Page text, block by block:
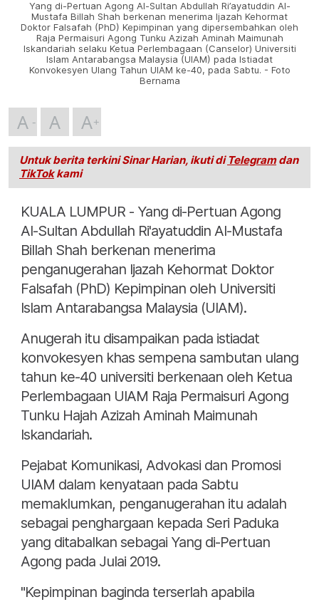
Yang di-Pertuan Agong Al-Sultan Abdullah Ri’ayatuddin Al-
Mustafa Billah Shah berkenan menerima Ijazah Kehormat
Doktor Falsafah (PhD) Kepimpinan yang dipersembahkan oleh
Raja Permaisuri Agong Tunku Azizah Aminah Maimunah
Iskandariah selaku Ketua Perlembagaan (Canselor) Universiti
Islam Antarabangsa Malaysia (UIAM) pada Istiadat
Konvokesyen Ulang Tahun UIAM ke-40, pada Sabtu. - Foto
Bernama
A A A
Untuk berita terkini Sinar Harian, ikuti di Telegramdan
TikTokkami
KUALA LUMPUR - Yang di-Pertuan Agong
Al-Sultan Abdullah Ri'ayatuddin Al-Mustafa
Billah Shah berkenan menerima
penganugerahan Ijazah Kehormat Doktor
Falsafah (PhD) Kepimpinan oleh Universiti
Islam Antarabangsa Malaysia (UIAM).
Anugerah itu disampaikan pada istiadat
konvokesyen khas sempena sambutan ulang
tahun ke-40 universiti berkenaan oleh Ketua
Perlembagaan UIAM Raja Permaisuri Agong
Tunku Hajah Azizah Aminah Maimunah
Iskandariah.
Pejabat Komunikasi, Advokasi dan Promosi
UIAM dalam kenyataan pada Sabtu
memaklumkan, penganugerahan itu adalah
sebagai penghargaan kepada Seri Paduka
yang ditabalkan sebagai Yang di-Pertuan
Agong pada Julai 2019.
"Kepimpinan baginda terserlah apabila